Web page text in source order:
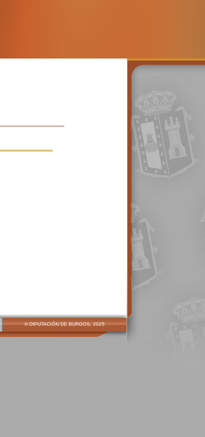
© DIPUTACIÓN DE BURGOS, 2025